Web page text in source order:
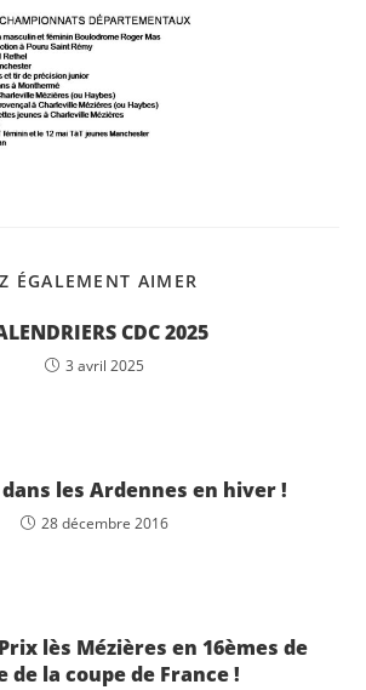
ÉGALEMENT AIMER
CDC 2025
3 avril 2025
les Ardennes en hiver !
28 décembre 2016
lès Mézières en 16èmes de
de la coupe de France !